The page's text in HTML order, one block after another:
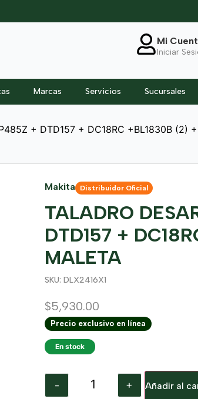
Mi
Iniciar
Marcas Servicios Sucursales
+ DTD157 + DC18RC +BL1830B (2)
Makita Distribuidor Oficial
TALADRO
DTD157 +
MALETA
SKU: DLX2416X1
$5,930.00
Precio exclusivo en línea
En stock
- + Añadir al